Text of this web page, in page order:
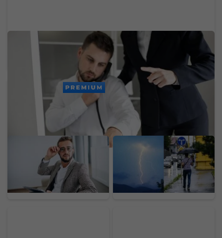
Jedna z najväčších slovenských bánk dnes mala
problémy. Výpadok zasiahol platby a ďalšie
PREMIUM
Odložil som si 70 % mzdy
a investoval 1 900 eur.
Experiment ukázal, čo
návody na bohatstvo
nespomínajú
Koniec pekelných
horúčav na Slovensku:
Teploty spadnú aj o viac
ako 10 stupňov,
meteorológovia vydali
varovania